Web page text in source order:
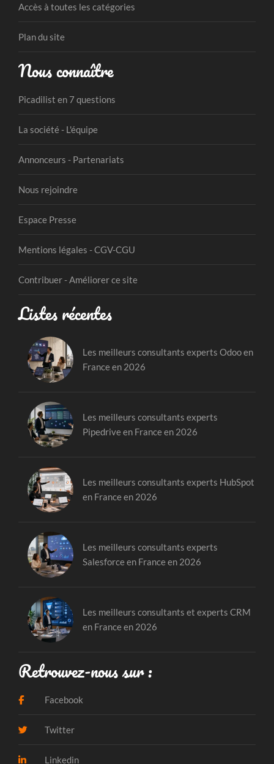
Accès à toutes les catégories
Plan du site
Nous connaître
Picadilist en 7 questions
La société - L'équipe
Annonceurs - Partenariats
Nous rejoindre
Espace Presse
Mentions légales - CGV-CGU
Contribuer - Améliorer ce site
Listes récentes
Les meilleurs consultants experts Odoo en
France en 2026
Les meilleurs consultants experts
Pipedrive en France en 2026
Les meilleurs consultants experts HubSpot
en France en 2026
Les meilleurs consultants experts
Salesforce en France en 2026
Les meilleurs consultants et experts CRM
en France en 2026
Retrouvez-nous sur :
Facebook
Twitter
Linkedin